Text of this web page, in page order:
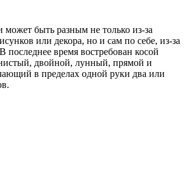
быть разным не только из-за
или декора, но и сам по себе, из-за
последнее время востребован косой
двойной, лунный, прямой и
в пределах одной руки два или